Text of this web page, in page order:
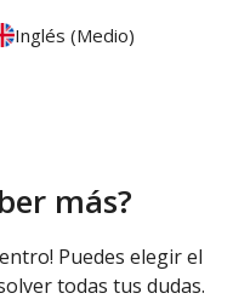
Inglés (Medio)
más?
Puedes elegir el
todas tus dudas.